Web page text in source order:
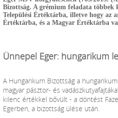
Bizottság. A grémium feladata többek
Települési Értéktárba, illetve hogy az
Értéktárba, és a Magyar Értéktárba
Ünnepel Eger: hungarikum
A Hungarikum Bizottság a
magyar pásztor- és
kilenc értékkel bővült - a döntést
Egerben, a bizottság ülése után.